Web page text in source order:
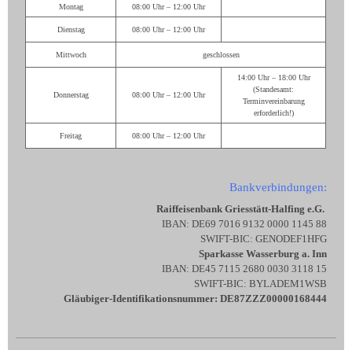
Montag 08:00 Uhr – 12:00 Uhr
Dienstag 08:00 Uhr – 12:00 Uhr
Mittwoch geschlossen
Donnerstag 08:00 Uhr – 12:00 Uhr
14:00 Uhr – 18:00 Uhr
(Standesamt:
Terminvereinbarung
erforderlich!)
Freitag 08:00 Uhr – 12:00 Uhr
Bankverbindungen:
Raiffeisenbank Griesstätt-Halfing e.G.
IBAN: DE69 7016 9132 0000 1145 88
SWIFT-BIC: GENODEF1HFG
Sparkasse Wasserburg a. Inn
IBAN: DE45 7115 2680 0030 3118 15
SWIFT-BIC: BYLADEM1WSB
Gläubiger-Identifikationsnummer: DE87ZZZ00000168444